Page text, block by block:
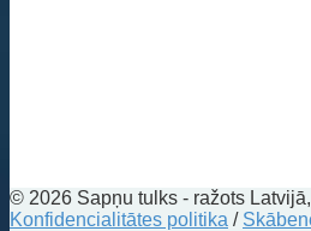
© 2026 Sapņu tulks - ražots
Konfidencialitātes politika /